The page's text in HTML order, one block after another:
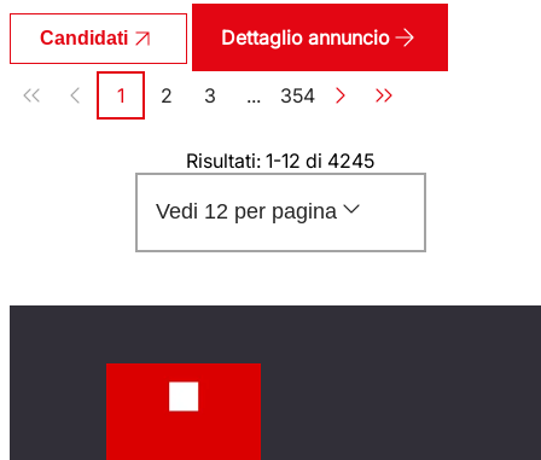
Candidati Dettaglio annuncio
Paginazione
Pagina
1 Pagina
2 Pagina
3 ... Pagina
354
Risultati: 1-12 di 4245
Vedi 12 per pagina